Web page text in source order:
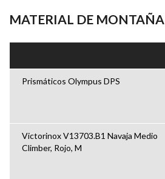
MATERIAL DE MONTAÑA
Prismáticos Olympus DPS
Victorinox V13703.B1 Navaja Medio
Climber, Rojo, M